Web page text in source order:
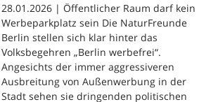
28.01.2026 | Öffentlicher Raum darf kein
Werbeparkplatz sein Die NaturFreunde
Berlin stellen sich klar hinter das
Volksbegehren „Berlin werbefrei“.
Angesichts der immer aggressiveren
Ausbreitung von Außenwerbung in der
Stadt sehen sie dringenden politischen